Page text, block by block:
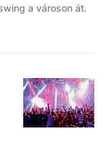
a városon át.